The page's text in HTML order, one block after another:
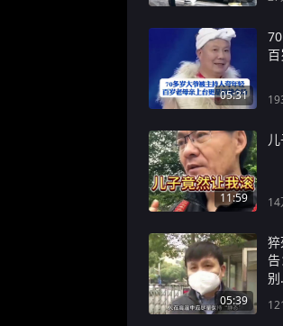
05:31
11:59 14
05:39